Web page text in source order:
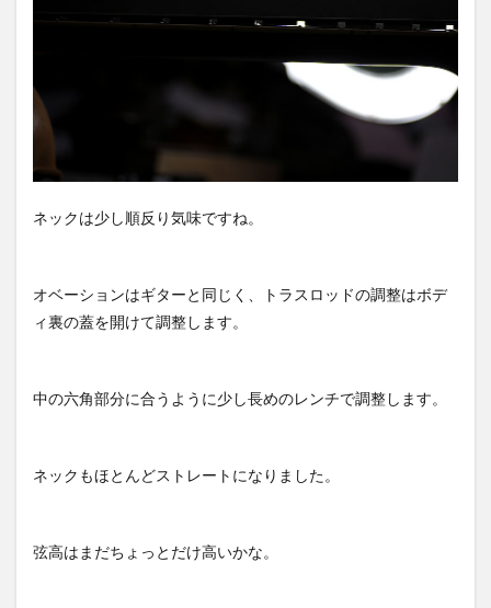
ネックは少し順反り気味ですね。
オベーションはギターと同じく、トラスロッドの調整はボデ
ィ裏の蓋を開けて調整します。
中の六角部分に合うように少し長めのレンチで調整します。
ネックもほとんどストレートになりました。
弦高はまだちょっとだけ高いかな。